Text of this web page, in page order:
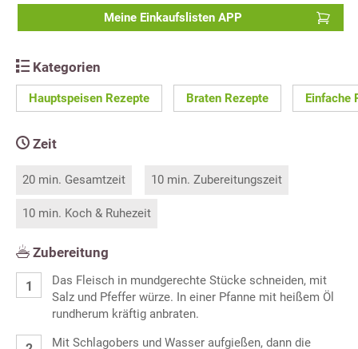
Meine Einkaufslisten APP
Kategorien
Hauptspeisen Rezepte Braten Rezepte Einfache
Zeit
20 min. Gesamtzeit 10 min. Zubereitungszeit
10 min. Koch & Ruhezeit
Zubereitung
Das Fleisch in mundgerechte Stücke schneiden, mit
Salz und Pfeffer würze. In einer Pfanne mit heißem Öl
rundherum kräftig anbraten.
Mit Schlagobers und Wasser aufgießen, dann die